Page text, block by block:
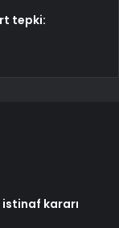
tepki:
istinaf kararı